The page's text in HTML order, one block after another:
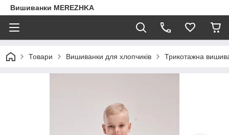
Вишиванки MEREZHKA
Товари Вишиванки для хлопчиків Трикотажна